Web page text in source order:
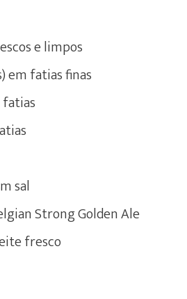
e limpos
em fatias finas
sal
Strong Golden Ale
fresco